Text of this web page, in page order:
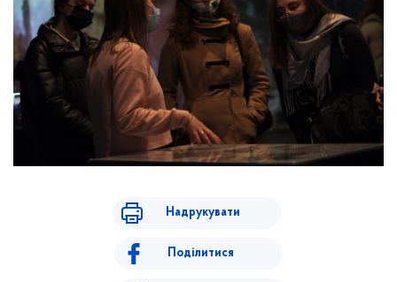
Надрукувати
Поділитися